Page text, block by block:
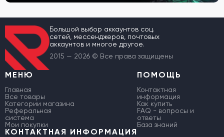
Большой выбор аккаунтов соц.
сетей, мессенджеров, почтовых
аккаунтов и многое другое.
2015 — 2026 © Все права защищены
МЕНЮ
Главная
Все товары
Категории магазина
Реферальная
система
Мои покупки
ПОМОЩЬ
Контактная
информация
Как купить
FAQ - вопросы и
ответы
База знаний
КОНТАКТНАЯ ИНФОРМАЦИЯ